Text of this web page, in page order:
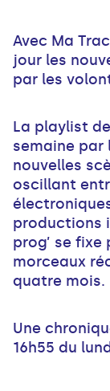
Avec Ma
jour les
par les
La playlist
semaine par
nouvelles
oscillant
productions
prog’ se
morceaux
quatre mois.
Une
16h55 du